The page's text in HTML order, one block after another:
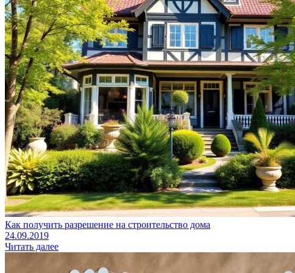
Как получить разрешение на строительство дома
24.09.2019
Читать далее